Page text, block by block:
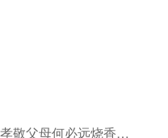
孝敬父母何必远烧香：寺庙烧香拜佛说什么话